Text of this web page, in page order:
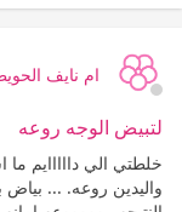
ام نايف
لتبيض الوجه روعه
خلطتي الي دااااايم
واليدين روعه. ...